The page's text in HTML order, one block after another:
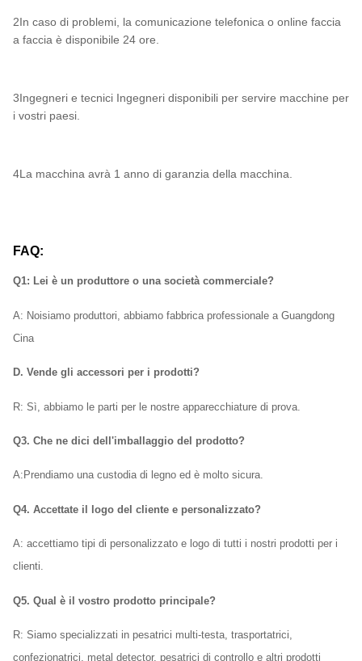
2In caso di problemi, la comunicazione telefonica o online faccia
a faccia è disponibile 24 ore.
3Ingegneri e tecnici Ingegneri disponibili per servire macchine per
i vostri paesi.
4La macchina avrà 1 anno di garanzia della macchina.
FAQ:
Q1: Lei è un produttore o una società commerciale?
A: Noisiamo produttori, abbiamo fabbrica professionale a Guangdong
Cina
D. Vende gli accessori per i prodotti?
R: Sì, abbiamo le parti per le nostre apparecchiature di prova.
Q3. Che ne dici dell'imballaggio del prodotto?
A: Prendiamo una custodia di legno ed è molto sicura.
Q4. Accettate il logo del cliente e personalizzato?
A: accettiamo tipi di personalizzato e logo di tutti i nostri prodotti per i
clienti.
Q5. Qual è il vostro prodotto principale?
R: Siamo specializzati in pesatrici multi-testa, trasportatrici,
confezionatrici, metal detector, pesatrici di controllo e altri prodotti